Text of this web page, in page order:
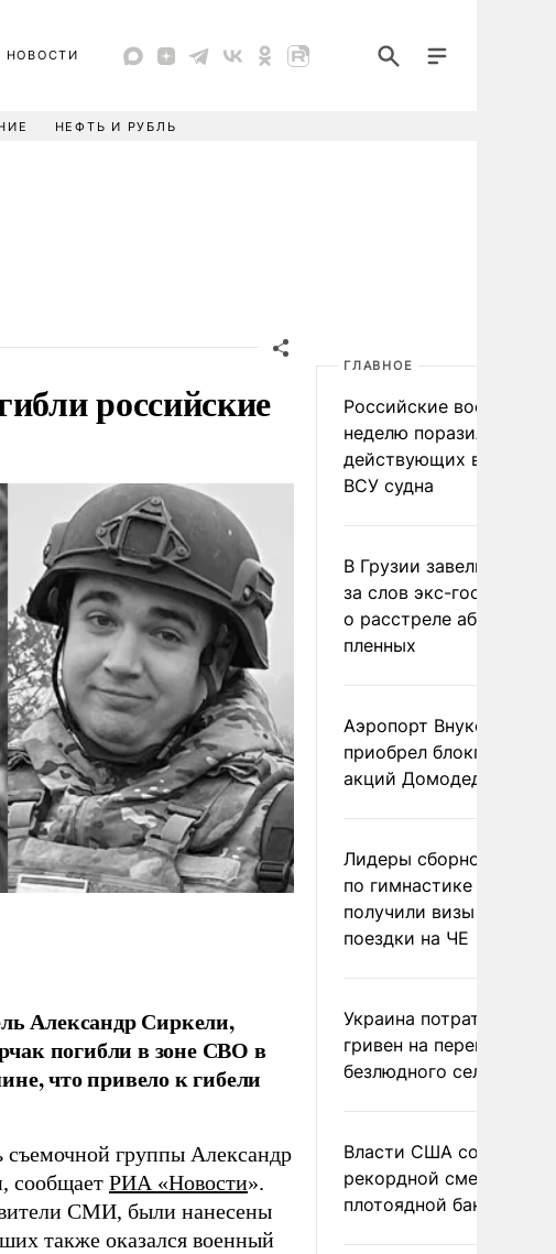
НОВОСТИ
НЕФТЬ И РУБЛЬ
российские
Александр Сиркели,
погибли в зоне СВО в
что привело к гибели
съемочной группы Александр
сообщает РИА «Новости».
СМИ, были нанесены
также оказался военный
ГЛАВНОЕ
Российские военные за
неделю поразили 34
действующих в
ВСУ судна
В Грузии завели дело
за слов экс-
о расстреле абхазских
пленных
Аэропорт Внуково
приобрел блокпакет
акций Домодедово
Лидеры сборной
по гимнастике не
получили визы для
поездки на ЧЕ
Украина потратила 1
гривен на
безлюдного села
Власти США сообщили
рекордной смертности
плотоядной бактерии